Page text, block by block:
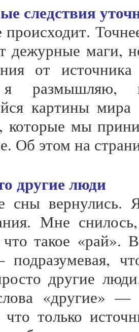
следствия
происходит.
дежурные маги,
от
размышляю,
картины
которые мы
Об этом на
другие люди
сны вернулись.
Мне
что такое
другие
«другие»
только